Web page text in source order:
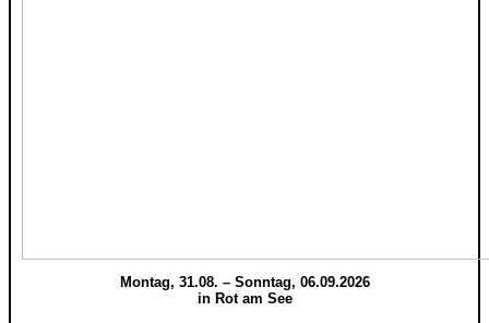
Montag, 31.08. – Sonntag, 06.09.2026
in Rot am See